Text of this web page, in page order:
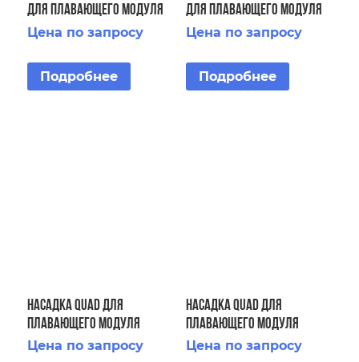
для плавающего модуля
Floating Display Aerator 5
Цена по запросу
Подробнее
для плавающего модуля
Floating Display Aerator 3
Цена по запросу
Подробнее
Насадка Quad для
плавающего модуля
Floating Display Aerator 7
Цена по запросу
Насадка Quad для
плавающего модуля
Floating Display Aerator 3
Цена по запросу